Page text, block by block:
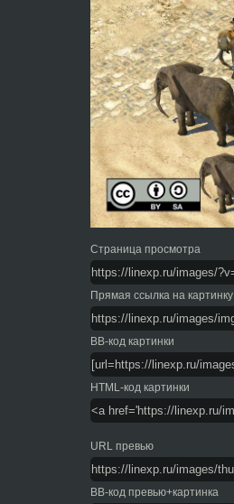
Страница просмотра
Прямая ссылка на картинку
BB-код картинки
HTML-код картинки
URL превью
BB-код превью+картинка